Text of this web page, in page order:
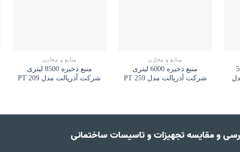
منابع و مخازن
منبع ذخیره 6000 لیتری
شرکت آذرپالت مدل PT 259
منابع و مخازن
منبع ذخیره 8500 لیتری
شرکت آذرپالت مدل PT 209
و مقایسه تجهیزات و تاسیسات ساختمانی